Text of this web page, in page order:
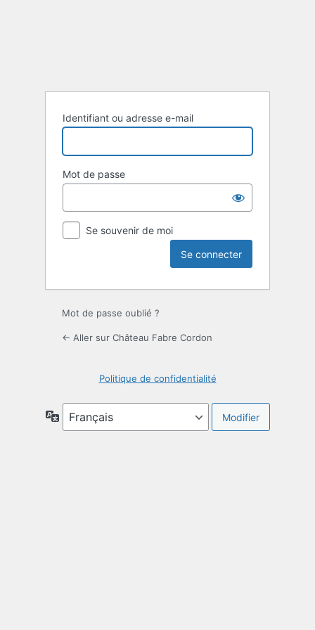
Identifiant ou adresse e-mail
Mot de passe
Se souvenir de moi
Mot de passe oublié ?
← Aller sur Château Fabre Cordon
Politique de confidentialité
Langue